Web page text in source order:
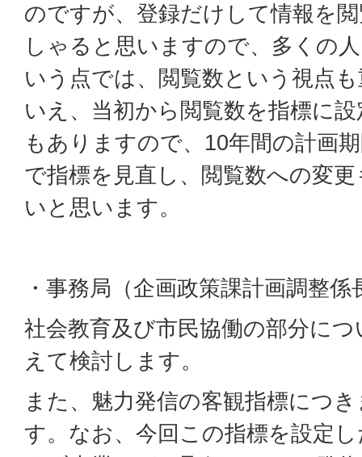
のですが、登録だけして情報を
しゃると思いますので、多くの
いう点では、閲覧数という視点
いえ、当初から閲覧数を指標に
もありますので、10年間の計画
で指標を見直し、閲覧数への変
いと思います。
・事務局（企画政策課計画調整係
社会教育及び市民協働の部分に
えて検討します。
また、魅力発信の客観指標につ
す。なお、今回この指標を設定